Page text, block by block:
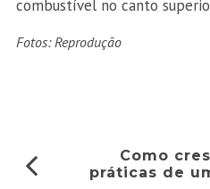
combustível no canto
Fotos: Reprodução
Como
práticas de